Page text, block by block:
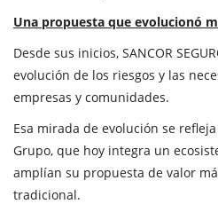
Una propuesta que evolucionó
Desde sus inicios, SANCOR
evolución de los riesgos y las
empresas y comunidades.
Esa mirada de evolución se
Grupo, que hoy integra un
amplían su propuesta de valor
tradicional.